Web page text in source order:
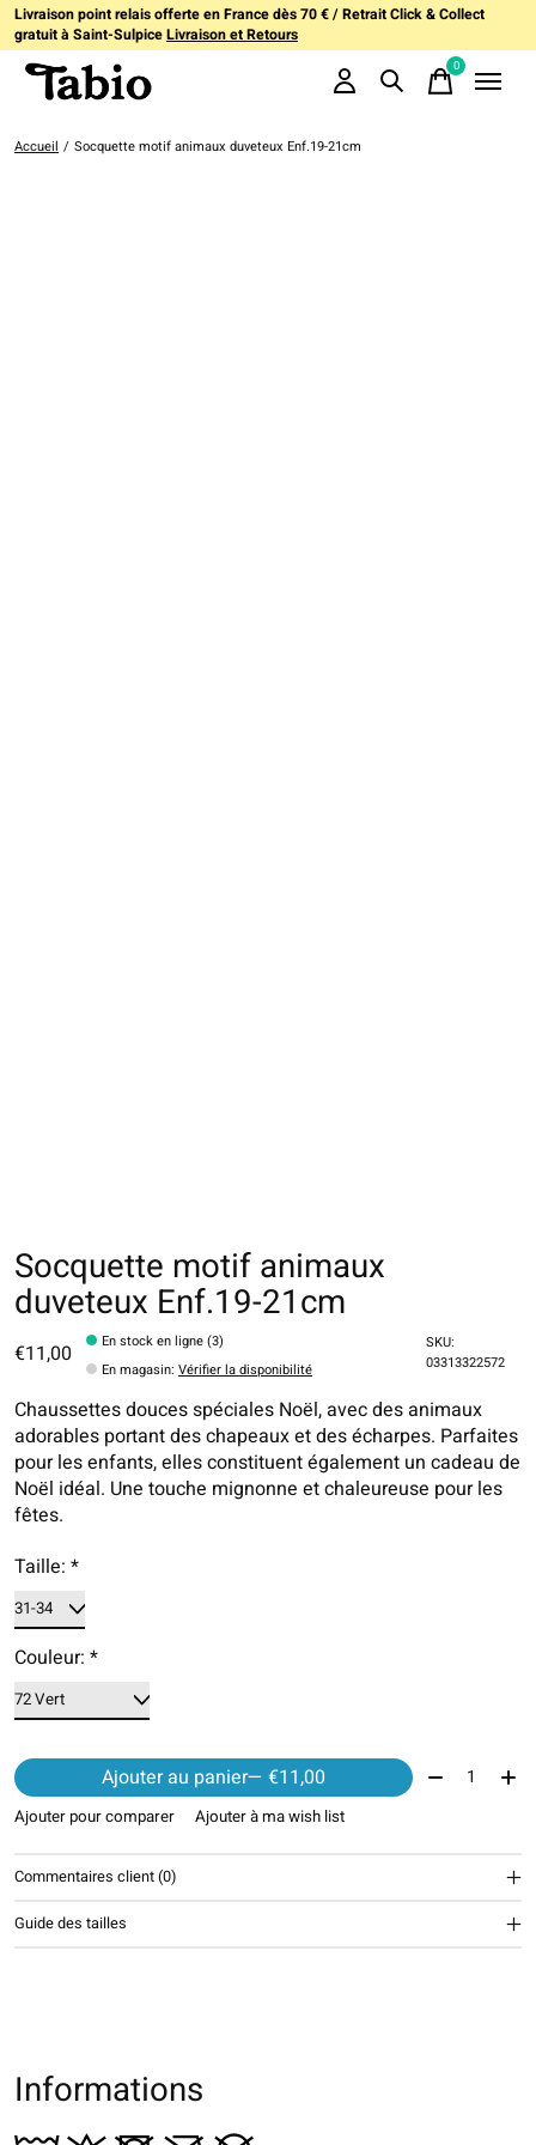
Livraison point relais offerte en France dès 70 € / Retrait Click & Collect
gratuit à Saint-SulpiceLivraison et Retours
0items
Accueil / Socquette motif animaux duveteux Enf.19-21cm
Socquette motif animaux
duveteux Enf.19-21cm
€11,00
En stock en ligne (3)
En magasin:Vérifier la disponibilité
SKU:
03313322572
Chaussettes douces spéciales Noël, avec des animaux
adorables portant des chapeaux et des écharpes. Parfaites
pour les enfants, elles constituent également un cadeau de
Noël idéal. Une touche mignonne et chaleureuse pour les
fêtes.
Taille: *
Couleur: *
Ajouter au panier — €11,00 Quantité:
Ajouter pour comparer Ajouter à ma wish list
Commentaires client (0)
Guide des tailles
Informations